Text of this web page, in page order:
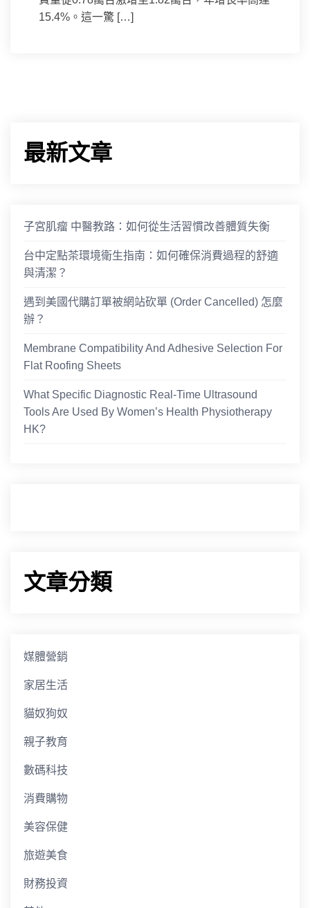
15.4%。這一驚 […]
最新文章
子宮肌瘤 中醫教路：如何從生活習慣改善體質失衡
台中定點茶環境衛生指南：如何確保消費過程的舒適
與清潔？
遇到美國代購訂單被網站砍單 (Order Cancelled) 怎麼
辦？
Membrane Compatibility And Adhesive Selection For
Flat Roofing Sheets
What Specific Diagnostic Real-Time Ultrasound
Tools Are Used By Women’s Health Physiotherapy
HK?
文章分類
媒體營銷
家居生活
貓奴狗奴
親子教育
數碼科技
消費購物
美容保健
旅遊美食
財務投資